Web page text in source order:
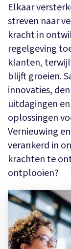
Elkaar
streven naar
kracht in
regelgeving
klanten,
blijft groeien.
innovaties,
uitdagingen
oplossingen
Vernieuwing
verankerd in
krachten te
ontplooien?